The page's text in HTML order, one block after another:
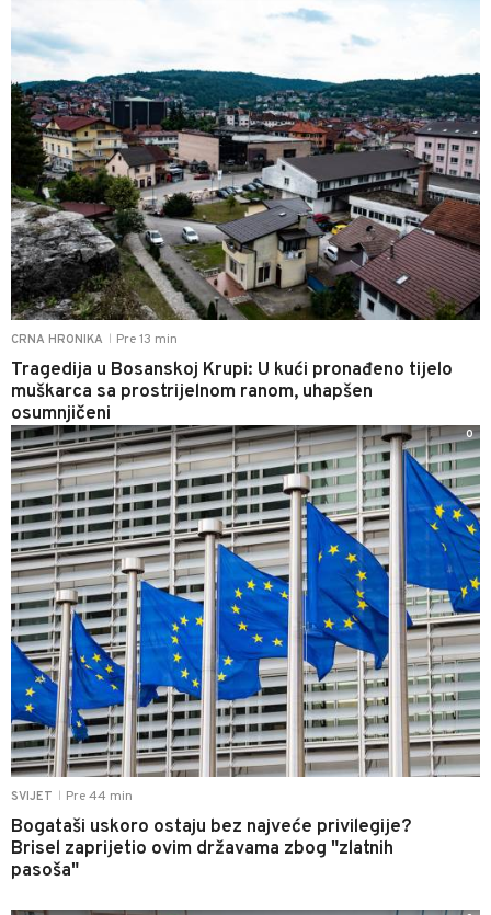
CRNA HRONIKA Pre 13 min
Tragedija u Bosanskoj Krupi: U kući pronađeno tijelo
muškarca sa prostrijelnom ranom, uhapšen
osumnjičeni
SVIJET Pre 44 min
Bogataši uskoro ostaju bez najveće privilegije?
Brisel zaprijetio ovim državama zbog "zlatnih
pasoša"
0